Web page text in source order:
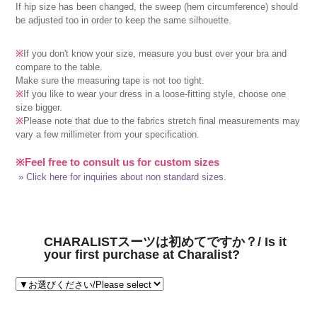
If hip size has been changed, the sweep (hem circumference) should
be adjusted too in order to keep the same silhouette.
※ If you don't know your size, measure you bust over your bra and
compare to the table.
Make sure the measuring tape is not too tight.
※ If you like to wear your dress in a loose-fitting style, choose one
size bigger.
※Please note that due to the fabrics stretch final measurements may
vary a few millimeter from your specification.
※Feel free to consult us for custom sizes
» Click here for inquiries about non standard sizes.
CHARALISTスーツは初めてですか？/ Is it
your first purchase at Charalist?